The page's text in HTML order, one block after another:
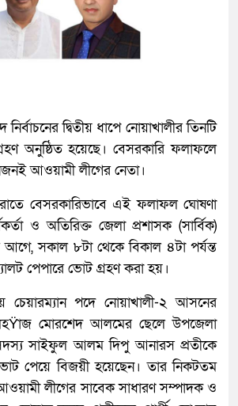
দ্বিতীয় ধাপে নোয়াখালীর তিনটি
অনুষ্ঠিত হয়েছে। বেসরকারি ফলাফলে
আওয়ামী লীগের নেতা।
বেসরকারিভাবে এই ফলাফল ঘোষণা
ও অতিরিক্ত জেলা প্রশাসক (সার্বিক)
সকাল ৮টা থেকে বিকাল ৪টা পর্যন্ত
পেপারে ভোট গ্রহণ করা হয়।
চেয়ারম্যান পদে নোয়াখালী-২ আসনের
মোরশেদ আলমের ছেলে উপজেলা
সাইফুল আলম দিপু আনারস প্রতীকে
পেয়ে বিজয়ী হয়েছেন। তার নিকটতম
আওয়ামী লীগের সাবেক সাধারণ সম্পাদক ও